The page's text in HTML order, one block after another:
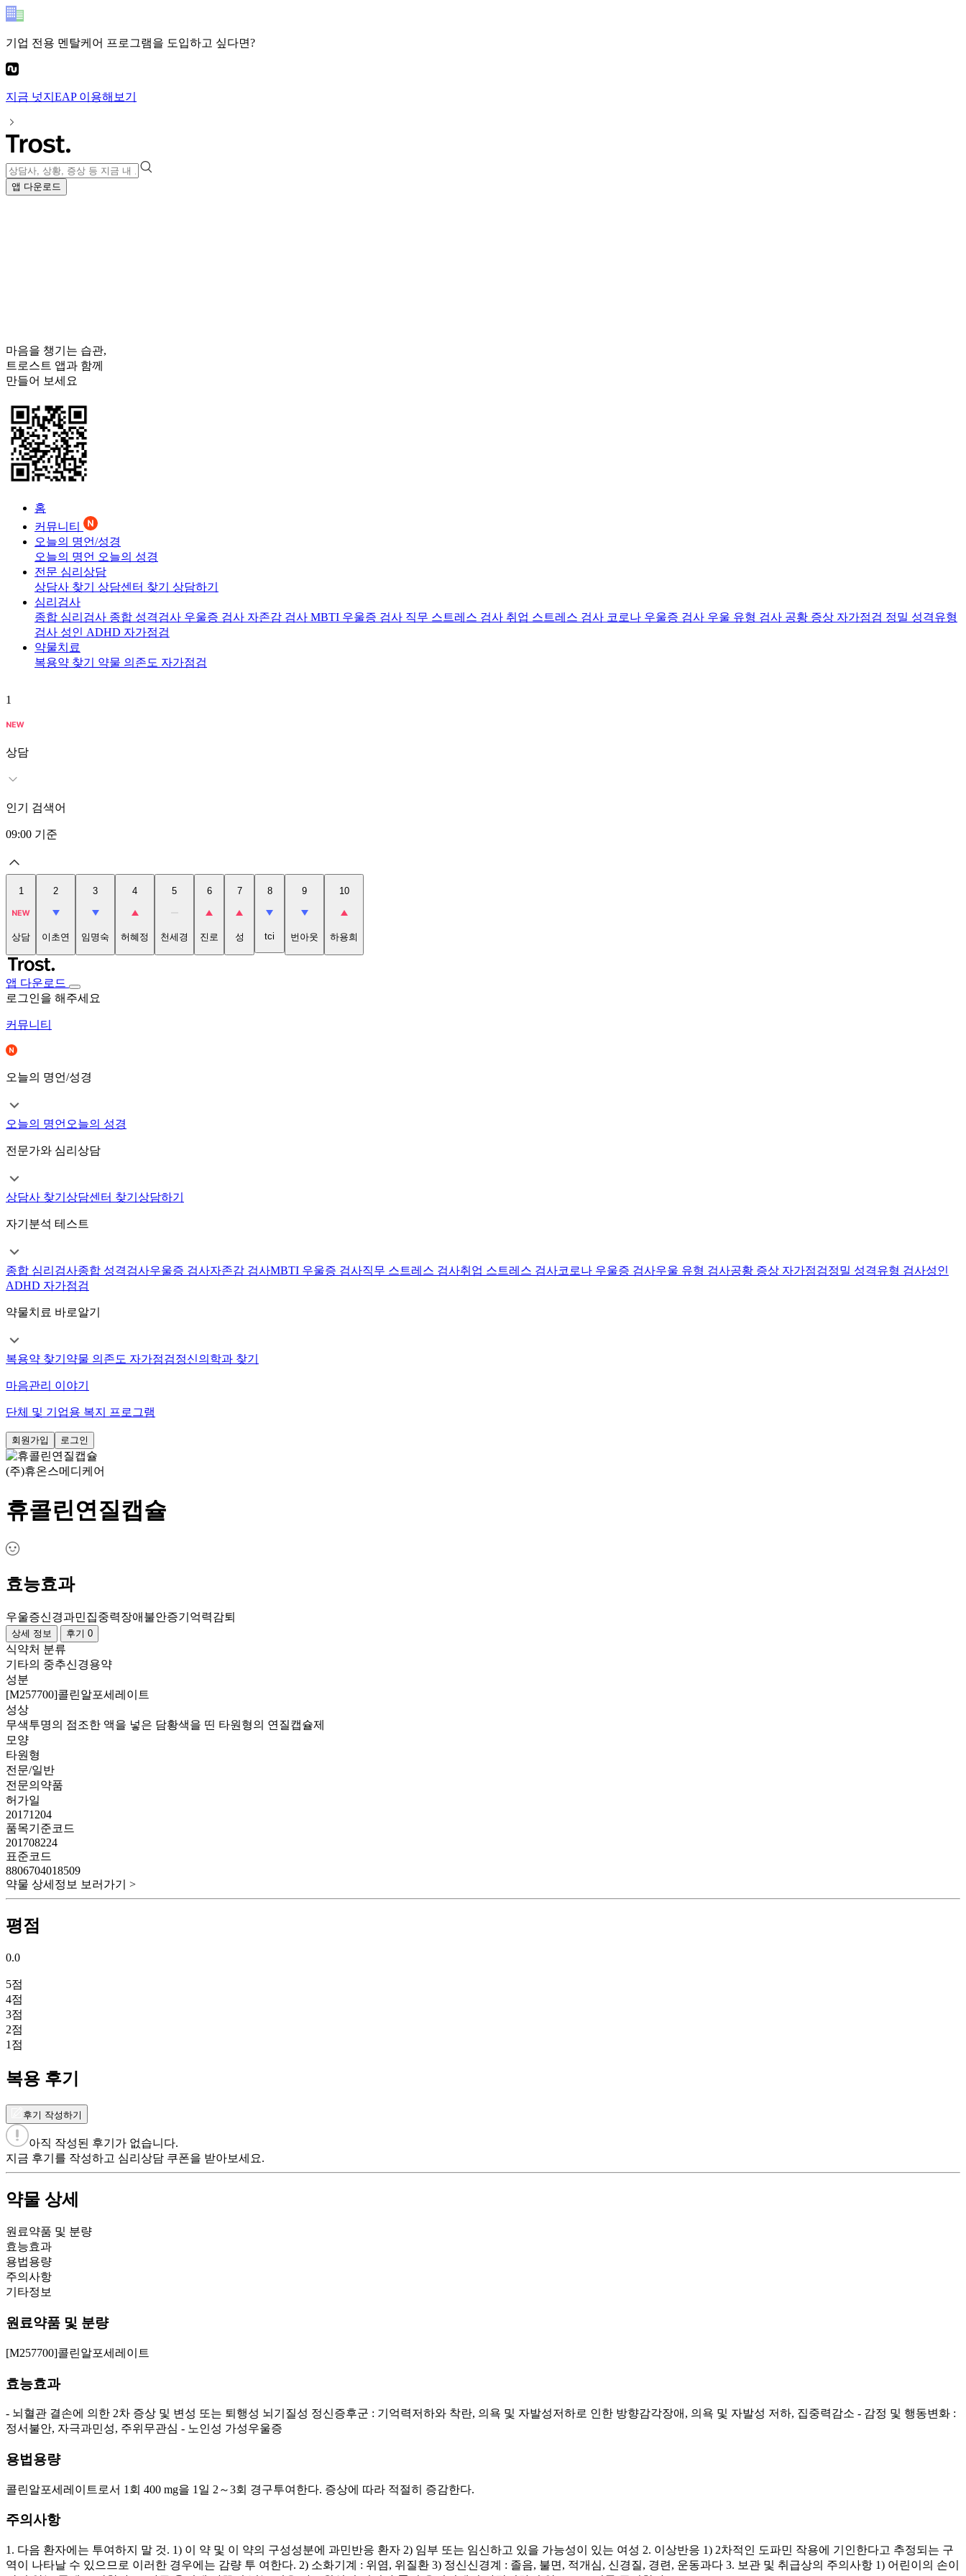
기업 전용 멘탈케어 프로그램을 도입하고 싶다면?
지금 넛지EAP이용해보기
앱 다운로드
마음을 챙기는 습관,
트로스트 앱과 함께
만들어 보세요
홈
커뮤니티
오늘의 명언/성경
오늘의 명언 오늘의 성경
전문 심리상담
상담사 찾기 상담센터 찾기 상담하기
심리검사
종합 심리검사 종합 성격검사 우울증 검사 자존감 검사 MBTI 우울증 검사 직무 스트레스 검사 취업 스트레스 검사 코로나 우울증 검사 우울 유형 검사 공황 증상 자가점검 정밀 성격유형
검사 성인 ADHD 자가점검
약물치료
복용약 찾기 약물 의존도 자가점검
1
상담
인기 검색어
09:00 기준
1
상담
2
이초연
3
임명숙
4
허혜정
5
천세경
6
진로
7
성
8
tci
9
번아웃
10
하용희
앱 다운로드
로그인을 해주세요
커뮤니티
오늘의 명언/성경
오늘의 명언 오늘의 성경
전문가와 심리상담
상담사 찾기 상담센터 찾기 상담하기
자기분석 테스트
종합 심리검사종합 성격검사우울증 검사자존감 검사MBTI 우울증 검사직무 스트레스 검사취업 스트레스 검사코로나 우울증 검사우울 유형 검사공황 증상 자가점검정밀 성격유형 검사성인
ADHD 자가점검
약물치료 바로알기
복용약 찾기 약물 의존도 자가점검정신의학과 찾기
마음관리 이야기
단체 및 기업용 복지 프로그램
회원가입 로그인
(주)휴온스메디케어
휴콜린연질캡슐
효능효과
우울증신경과민집중력장애 불안증기억력감퇴
상세 정보 후기 0
식약처 분류
기타의 중추신경용약
성분
[M257700]콜린알포세레이트
성상
무색투명의 점조한 액을 넣은 담황색을 띤 타원형의 연질캡슐제
모양
타원형
전문/일반
전문의약품
허가일
20171204
품목기준코드
201708224
표준코드
8806704018509
약물 상세정보 보러가기 >
평점
0.0
5점
4점
3점
2점
1 점
복용 후기
후기 작성하기
아직 작성된 후기가 없습니다.
지금 후기를 작성하고 심리상담 쿠폰을 받아보세요.
약물 상세
원료약품 및 분량
효능효과
용법용량
주의사항
기타정보
원료약품 및 분량
[M257700]콜린알포세레이트
효능효과
- 뇌혈관 결손에 의한 2차 증상 및 변성 또는 퇴행성 뇌기질성 정신증후군 : 기억력저하와 착란, 의욕 및 자발성저하로 인한 방향감각장애, 의욕 및 자발성 저하, 집중력감소 - 감정 및 행동변화 :
정서불안, 자극과민성, 주위무관심 - 노인성 가성우울증
용법용량
콜린알포세레이트로서 1회 400 mg을 1일 2～3회 경구투여한다. 증상에 따라 적절히 증감한다.
주의사항
1. 다음 환자에는 투여하지 말 것. 1) 이 약 및 이 약의 구성성분에 과민반응 환자 2) 임부 또는 임신하고 있을 가능성이 있는 여성 2. 이상반응 1) 2차적인 도파민 작용에 기인한다고 추정되는 구
역이 나타날 수 있으므로 이러한 경우에는 감량 투 여한다. 2) 소화기계 : 위염, 위질환 3) 정신신경계 : 졸음, 불면, 적개심, 신경질, 경련, 운동과다 3. 보관 및 취급상의 주의사항 1) 어린이의 손이